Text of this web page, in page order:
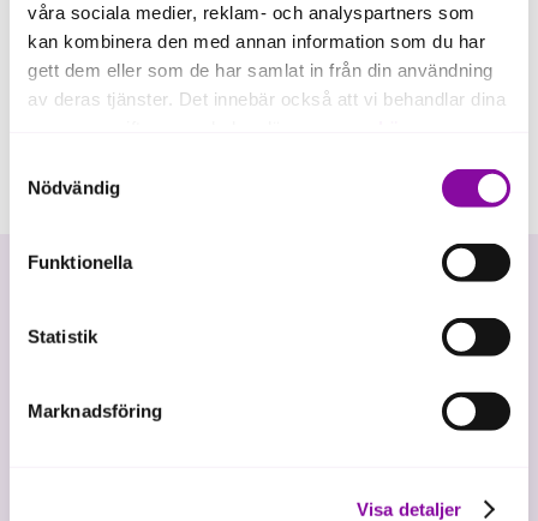
våra sociala medier, reklam- och analyspartners som
kan kombinera den med annan information som du har
gett dem eller som de har samlat in från din användning
av deras tjänster. Det innebär också att vi behandlar dina
Om du klickar på avvisa kommer användning av kakor
eller delning av information enligt ovan, inte att ske,
förutom för kakor som är nödvändiga för att hemsidan
ska fungera se mer under inställningar.
Nödvändig
Funktionella
Statistik
Marknadsföring
Visa detaljer